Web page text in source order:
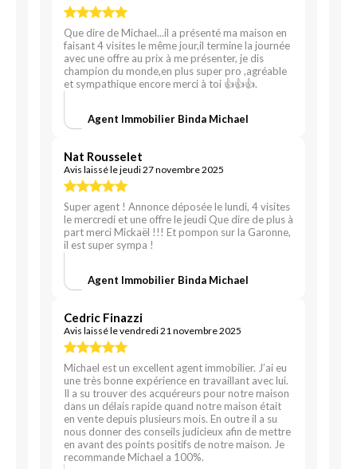
Que dire de Michael...il a présenté ma maison en
faisant 4 visites le même jour,il termine la journée
avec une offre au prix à me présenter, je dis
champion du monde,en plus super pro ,agréable
et sympathique encore merci à toi 👍👍👍.
Agent Immobilier Binda Michael
Nat Rousselet
Avis laissé le jeudi 27 novembre 2025
Super agent ! Annonce déposée le lundi, 4 visites
le mercredi et une offre le jeudi Que dire de plus à
part merci Mickaël !!! Et pompon sur la Garonne,
il est super sympa !
Agent Immobilier Binda Michael
Cedric Finazzi
Avis laissé le vendredi 21 novembre 2025
Michael est un excellent agent immobilier. J’ai eu
une très bonne expérience en travaillant avec lui.
Il a su trouver des acquéreurs pour notre maison
dans un délais rapide quand notre maison était
en vente depuis plusieurs mois. En outre il a su
nous donner des conseils judicieux afin de mettre
en avant des points positifs de notre maison. Je
recommande Michael a 100%.